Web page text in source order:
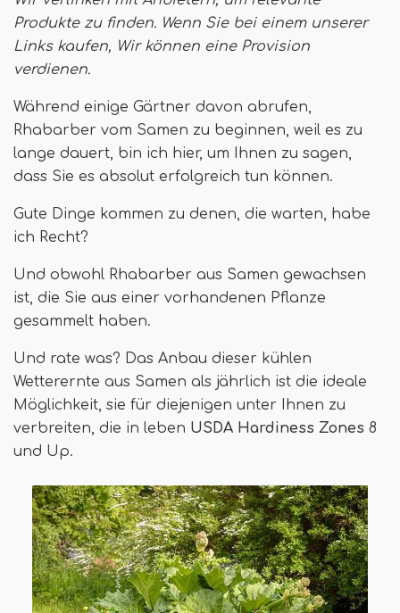
Produkte zu finden. Wenn Sie bei einem unserer
Links kaufen, Wir können eine Provision
verdienen.
Während einige Gärtner davon abrufen,
Rhabarber vom Samen zu beginnen, weil es zu
lange dauert, bin ich hier, um Ihnen zu sagen,
dass Sie es absolut erfolgreich tun können.
Gute Dinge kommen zu denen, die warten, habe
ich Recht?
Und obwohl Rhabarber aus Samen gewachsen
ist, die Sie aus einer vorhandenen Pflanze
gesammelt haben.
Und rate was? Das Anbau dieser kühlen
Wetterernte aus Samen als jährlich ist die ideale
Möglichkeit, sie für diejenigen unter Ihnen zu
verbreiten, die in leben USDA Hardiness Zones 8
und Up.